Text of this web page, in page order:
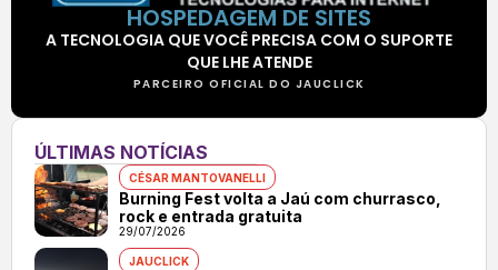
HOSPEDAGEM DE SITES
A TECNOLOGIA QUE VOCÊ PRECISA COM O SUPORTE
QUE LHE ATENDE
PARCEIRO OFICIAL DO JAUCLICK
ÚLTIMAS NOTÍCIAS
CÉSAR MANTOVANELLI
Burning Fest volta a Jaú com churrasco,
rock e entrada gratuita
29/07/2026
JAUCLICK